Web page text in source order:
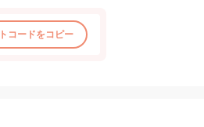
コードをコピー